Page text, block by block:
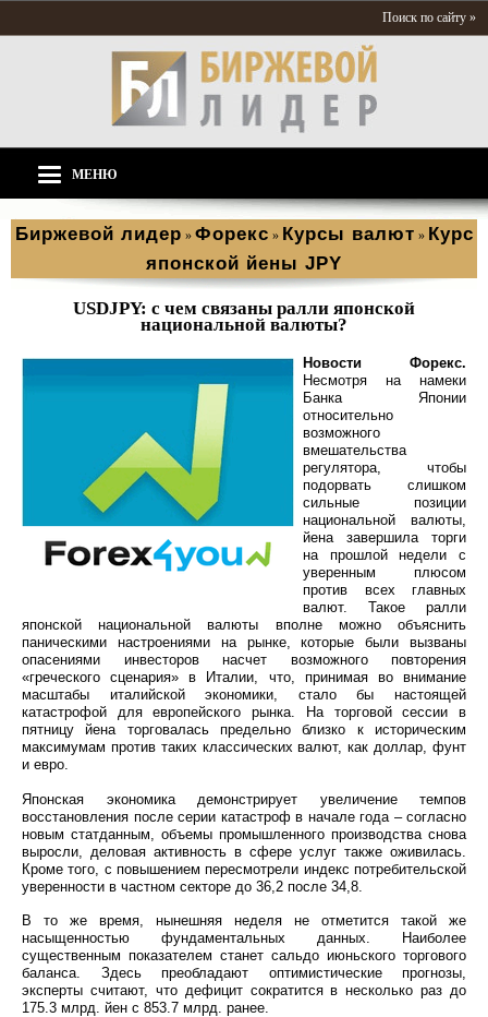
Поиск по сайту »
МЕНЮ
Биржевой лидер » Форекс » Курсы валют » Курс
японской йены JPY
USDJPY: с чем связаны ралли японской
национальной валюты?
Новости Форекс.
Несмотря на намеки
Банка Японии
относительно
возможного
вмешательства
регулятора, чтобы
подорвать слишком
сильные позиции
национальной валюты,
йена завершила торги
на прошлой недели с
уверенным плюсом
против всех главных
валют. Такое ралли
японской национальной валюты вполне можно объяснить
паническими настроениями на рынке, которые были вызваны
опасениями инвесторов насчет возможного повторения
«греческого сценария» в Италии, что, принимая во внимание
масштабы италийской экономики, стало бы настоящей
катастрофой для европейского рынка. На торговой сессии в
пятницу йена торговалась предельно близко к историческим
максимумам против таких классических валют, как доллар, фунт
и евро.
Японская экономика демонстрирует увеличение темпов
восстановления после серии катастроф в начале года – согласно
новым статданным, объемы промышленного производства снова
выросли, деловая активность в сфере услуг также оживилась.
Кроме того, с повышением пересмотрели индекс потребительской
уверенности в частном секторе до 36,2 после 34,8.
В то же время, нынешняя неделя не отметится такой же
насыщенностью фундаментальных данных. Наиболее
существенным показателем станет сальдо июньского торгового
баланса. Здесь преобладают оптимистические прогнозы,
эксперты считают, что дефицит сократится в несколько раз до
175.3 млрд. йен с 853.7 млрд. ранее.